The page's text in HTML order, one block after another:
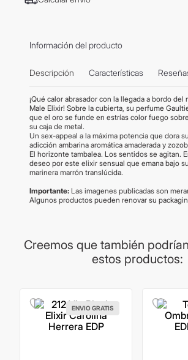
Información del producto
Descripción Características
¡Qué calor abrasador con la llegada a bordo del
Male Elixir! Sobre la cubierta, su perfume
que el oro se funde en estrías color fuego
su caja de metal.
Un sex-appeal a la máxima potencia que dora
adicción ambarina aromática amaderada y
El horizonte tambalea. Los sentidos se agitan.
deseo por este elixir sensual que emana bajo
marinera marrón translúcida.
Importante:Las imagenes publicadas son
Algunos productos pueden renovar su
Creemos que también
estos productos:
ENVIO GRATIS